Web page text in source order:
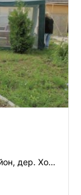
Московская область, Мытищинский район, дер. Ховрино